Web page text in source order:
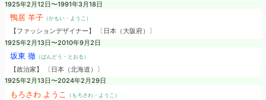
1925年2月12日〜1991年3月18日
鴨居 羊子（かもい・ようこ）
【ファッションデザイナー】 〔日本（大阪府）〕
1925年2月13日〜2010年9月2日
坂東 徹（ばんどう・とおる）
【政治家】 〔日本（北海道）〕
1925年2月13日〜2024年2月29日
もろさわ ようこ （もろさわ・ようこ）